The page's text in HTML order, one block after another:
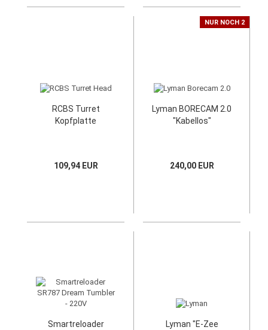
RCBS Turret
Kopfplatte
109,94 EUR
NUR NOCH 2
Lyman BORECAM 2.0
"Kabellos"
240,00 EUR
Smartreloader
Lyman "E-Zee